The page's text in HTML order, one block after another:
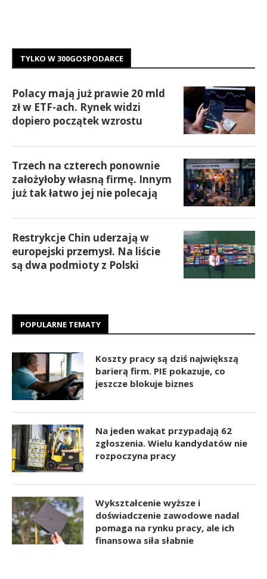
TYLKO W 300GOSPODARCE
Polacy mają już prawie 20 mld
zł w ETF-ach. Rynek widzi
dopiero początek wzrostu
Trzech na czterech ponownie
założyłoby własną firmę. Innym
już tak łatwo jej nie polecają
Restrykcje Chin uderzają w
europejski przemysł. Na liście
są dwa podmioty z Polski
POPULARNE TEMATY
Koszty pracy są dziś największą
barierą firm. PIE pokazuje, co
jeszcze blokuje biznes
Na jeden wakat przypadają 62
zgłoszenia. Wielu kandydatów nie
rozpoczyna pracy
Wykształcenie wyższe i
doświadczenie zawodowe nadal
pomaga na rynku pracy, ale ich
finansowa siła słabnie